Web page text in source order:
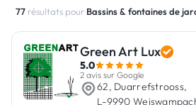
Vous êtes un Artisan ?
77 résultats pour Bassins & fontaines de
Green Art Lux
5.0
2 avis sur Google
62, Duarrefstrooss,
L-9990